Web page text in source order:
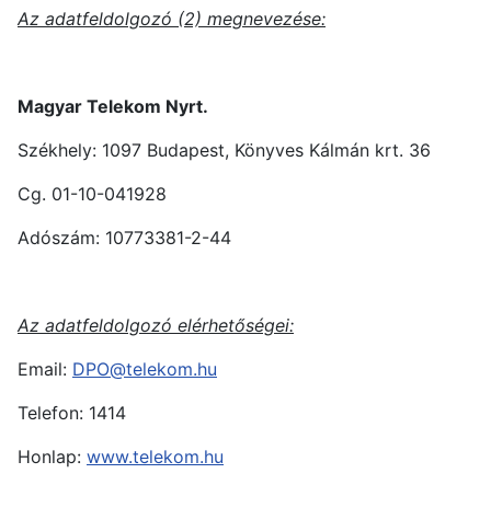
Az adatfeldolgozó (2) megnevezése:
Magyar Telekom Nyrt.
Székhely: 1097 Budapest, Könyves Kálmán krt. 36
Cg. 01-10-041928
Adószám: 10773381-2-44
Az adatfeldolgozó elérhetőségei:
Email: DPO@telekom.hu
Telefon: 1414
Honlap: www.telekom.hu